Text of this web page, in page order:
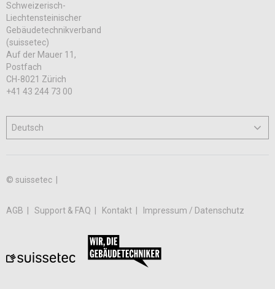
Schweizerisch-
Liechtensteinischer
Gebäudetechnikverband
(suissetec)
Auf der Mauer 11,
Postfach
CH-8021 Zürich
+41 43 244 73 00
© suissetec |
AGB Support & FAQ Kontakt Impressum / Datenschutz